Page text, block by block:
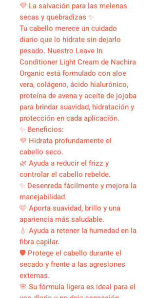
💜 La salvación para las melenas
secas y quebradizas ✨
Tu cabello merece un cuidado
diario que lo hidrate sin dejarlo
pesado. Nuestro Leave In
Conditioner Light Cream de Nachira
Organic está formulado con aloe
vera, colágeno, ácido hialurónico,
proteína de avena y aceite de jojoba
para brindar suavidad, hidratación y
protección en cada aplicación.
✨ Beneficios:
💜 Hidrata profundamente el
cabello seco.
🌿 Ayuda a reducir el frizz y
controlar el cabello rebelde.
✨ Desenreda fácilmente y mejora la
manejabilidad.
🩷 Aporta suavidad, brillo y una
apariencia más saludable.
💧 Ayuda a retener la humedad en la
fibra capilar.
🛡️ Protege el cabello durante el
secado y frente a las agresiones
externas.
🌸 Su fórmula ligera es ideal para el